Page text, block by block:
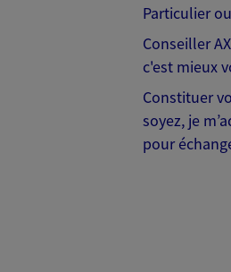
Particulier
Conseiller
c'est mieux
Constituer
soyez, je
pour